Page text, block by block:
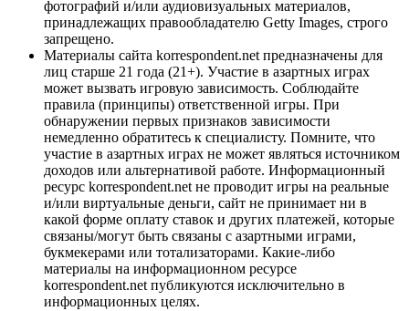
фотографий и/или аудиовизуальных материалов,
принадлежащих правообладателю Getty Images, строго
запрещено.
Материалы сайта korrespondent.net предназначены для
лиц старше 21 года (21+). Участие в азартных играх
может вызвать игровую зависимость. Соблюдайте
правила (принципы) ответственной игры. При
обнаружении первых признаков зависимости
немедленно обратитесь к специалисту. Помните, что
участие в азартных играх не может являться источником
доходов или альтернативой работе. Информационный
ресурс korrespondent.net не проводит игры на реальные
и/или виртуальные деньги, сайт не принимает ни в
какой форме оплату ставок и других платежей, которые
связаны/могут быть связаны с азартными играми,
букмекерами или тотализаторами. Какие-либо
материалы на информационном ресурсе
korrespondent.net публикуются исключительно в
информационных целях.